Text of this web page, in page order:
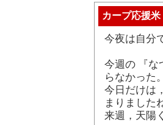
カープ応援米
今夜は自分
今週の 『な
らなかった
今日だけは
まりました
来週，天陽